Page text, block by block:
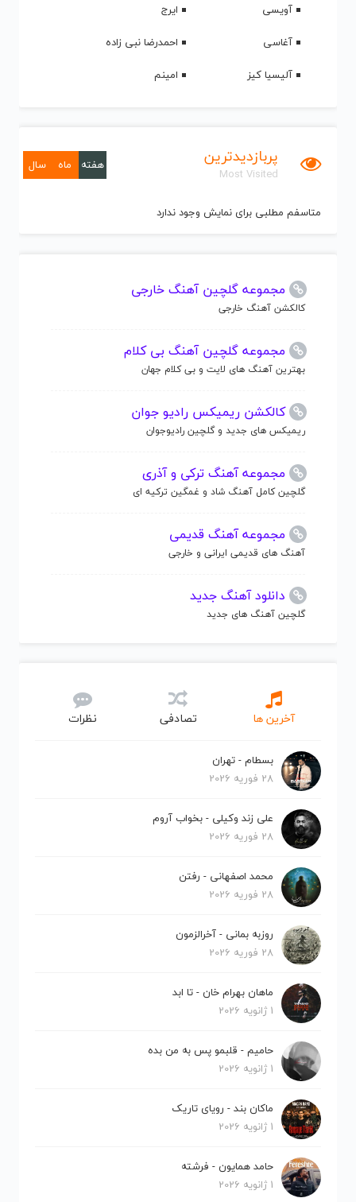
آویسی
ایرج
آغاسی
احمدرضا نبی زاده
آلیسیا کیز
امینم
پربازدیدترین
Most Visited
هفته ماه سال
متاسفم مطلبی برای نمایش وجود ندارد
مجموعه گلچین آهنگ خارجی
کالکشن آهنگ خارجی
مجموعه گلچین آهنگ بی کلام
بهترین آهنگ های لایت و بی کلام جهان
کالکشن ریمیکس رادیو جوان
ریمیکس های جدید و گلچین رادیوجوان
مجموعه آهنگ ترکی و آذری
گلچین کامل آهنگ شاد و غمگین ترکیه ای
مجموعه آهنگ قدیمی
آهنگ های قدیمی ایرانی و خارجی
دانلود آهنگ جدید
گلچین آهنگ های جدید
آخرین ها تصادفی نظرات
بسطام - تهران
28 فوریه 2026
علی زند وکیلی - بخواب آروم
28 فوریه 2026
محمد اصفهانی - رفتن
28 فوریه 2026
روزبه بمانی - آخرالزمون
28 فوریه 2026
ماهان بهرام خان - تا ابد
1 ژانویه 2026
حامیم - قلبمو پس به من بده
1 ژانویه 2026
ماکان بند - رویای تاریک
1 ژانویه 2026
حامد همایون - فرشته
1 ژانویه 2026